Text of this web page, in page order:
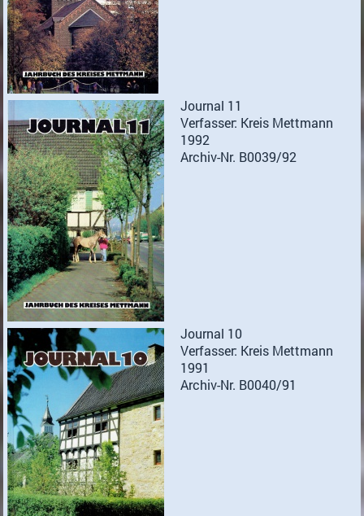
Journal 11
Verfasser: Kreis Mettmann
1992
Archiv-Nr. B0039/92
Journal 10
Verfasser: Kreis Mettmann
1991
Archiv-Nr. B0040/91